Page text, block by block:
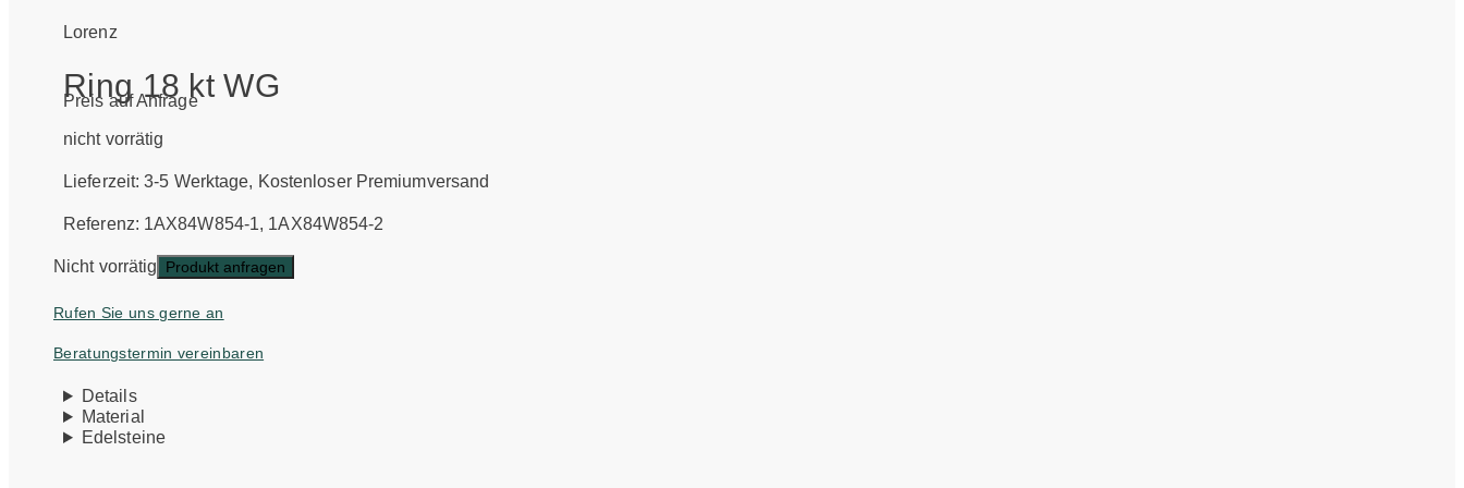
Lorenz
Ring 18 kt WG
Preis auf Anfrage
nicht vorrätig
Lieferzeit:3-5 Werktage, Kostenloser Premiumversand
Referenz: 1AX84W854-1, 1AX84W854-2
Nicht vorrätig Produkt anfragen
Rufen Sie uns gerne an
Beratungstermin vereinbaren
Details
Material
Edelsteine